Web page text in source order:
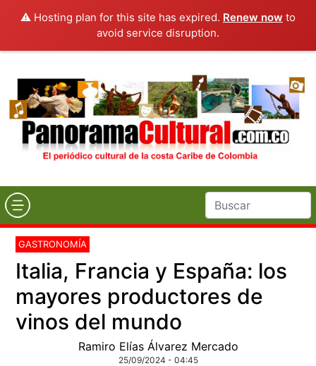
⚠️ Hosting plan for this site has expired. Renew now to
avoid service disruption.
GASTRONOMÍA
Italia, Francia y España: los
mayores productores de
vinos del mundo
Ramiro Elías Álvarez Mercado
25/09/2024 - 04:45